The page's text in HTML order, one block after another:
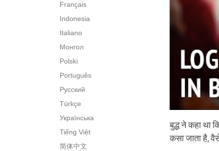
Français
Indonesia
Italiano
Монгол
Polski
Português
Русский
Türkçe
Українська
Tiếng Việt
简体中文
बुद्ध ने कहा था
कसा जाता है,